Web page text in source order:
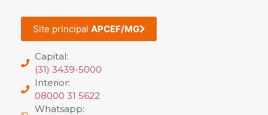
Site principal APCEF/MG
Capital:
(31) 3439-5000
Interior:
08000 31 5622
Whatsapp: